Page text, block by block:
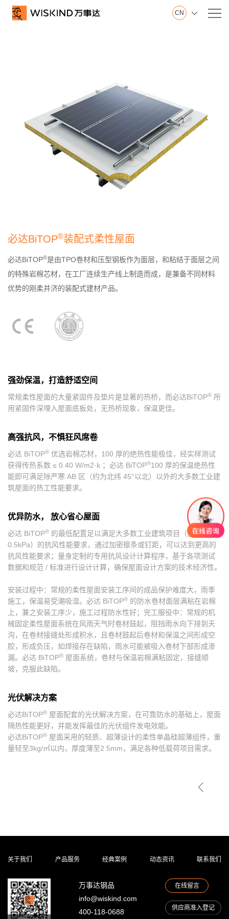
CN 
建筑钢品展示厅
发展历程
荣誉证书
务
建筑钢结构
洁净室围护
冷库围护
得默产品系列
经
例
冶金化工
文体场馆
交通运输
生命医药
机械机电
动
资
讯
行业动态
钢知道
职位招聘
联
系
我
们
通讯地址
在线留言
必达BiTOP®装配式柔性屋面
必达BiTOP®是由TPO卷材和压型钢板作为面层，和粘结于面层之间
的特殊岩棉芯材，在工厂连续生产线上制造而成，是兼备不同材料
优势的刚柔并济的装配式建材产品。
强劲保温，打造舒适空间
常规柔性屋面的大量紧固件及垫片是显著的热桥，而必达BiTOP® 所
用紧固件深埋入屋面底板处，无热桥现象，保温更佳。
高强抗风，不惧狂风席卷
必达 BiTOP® 优选岩棉芯材，100 厚的绝热性能极佳，经实样测试
获得传热系数 ≤ 0.40 W/m2·k ；必达 BiTOP®100 厚的保温绝热性
能即可满足除严寒 AB 区（约为北纬 45°以北）以外的大多数工业建
筑屋面的热工性能要求。
优异防水， 放心省心屋面
必达 BiTOP® 的最低配置足以满足大多数工业建筑项目（基本风压≤
0.5kPa）的抗风性能要求，通过加密檩条或钉距，可以达到更高的
抗风性能要求；量身定制的专用抗风设计计算程序，基于各项测试
数据和规范 / 标准进行设计计算，确保屋面设计方案的技术经济性。
安装过程中：常规的柔性屋面安装工序间的成品保护难度大，雨季
施工，保温易受潮吸湿。必达 BiTOP® 的防水卷材面层满粘在岩棉
上，兼之安装工序少，施工过程防水性好；完工服役中：常规的机
械固定柔性屋面系统在风雨天气时卷材鼓起，阻挡雨水向下排到天
沟，在卷材接缝处形成积水，且卷材鼓起后卷材和保温之间形成空
腔，形成负压，如焊接存在缺陷，雨水可能被吸入卷材下部形成渗
漏。必达 BiTOP® 屋面系统，卷材与保温岩棉满粘固定，接缝顺
坡，克服此缺陷。
光伏解决方案
必达BiTOP® 屋面配套的光伏解决方案，在可靠防水的基础上，屋面
隔热性能更好，并能发挥最佳的光伏组件发电效能。
必达BiTOP® 屋面采用的轻质、超薄设计的柔性单晶硅超薄组件，重
量轻至3kg/㎡以内，厚度薄至2.5mm，满足各种低载荷项目需求。

关于我们 产品服务 经典案例 动态资讯 联系我们
万事达钢品
info@wiskind.com
400-118-0688
在线留言
供应商准入登记